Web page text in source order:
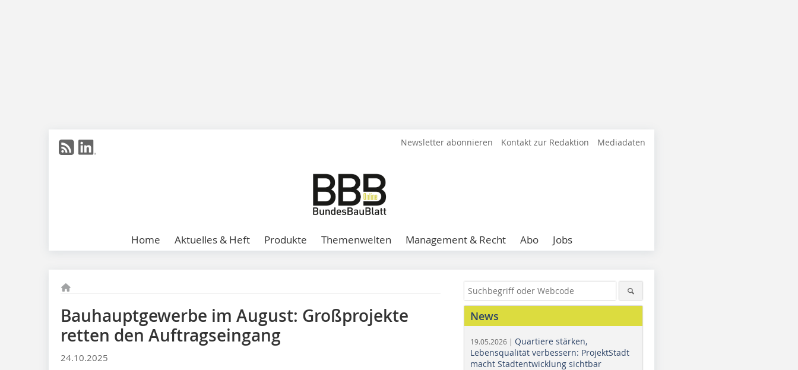
Newsletter abonnieren Kontakt zur Redaktion Mediadaten
Home Aktuelles & Heft Produkte Themenwelten Management & Recht Abo Jobs
Bauhauptgewerbe im August: Großprojekte
retten den Auftragseingang
24.10.2025
News
19.05.2026 | Quartiere stärken,
Lebensqualität verbessern: ProjektStadt
macht Stadtentwicklung sichtbar